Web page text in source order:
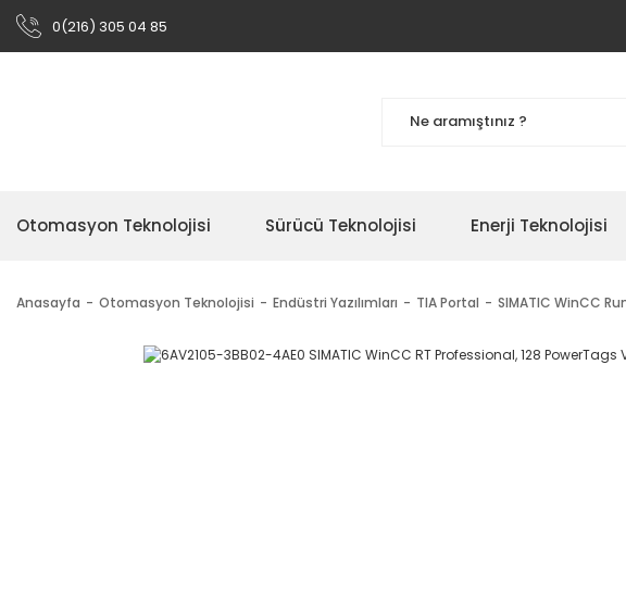
0(216) 305 04 85
Otomasyon Teknolojisi Sürücü Teknolojisi Enerji Teknolojisi
Anasayfa Otomasyon Teknolojisi Endüstri Yazılımları TIA Portal SIMATIC WinCC